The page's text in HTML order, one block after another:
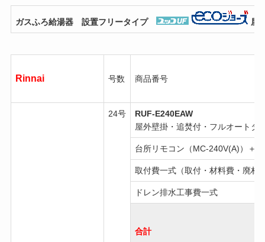
ガスふろ給湯器 設置フリータイプ 屋
Rinnai 号数 商品番号
24号
RUF-E240EAW
屋外壁掛・追焚付・フルオートタ
台所リモコン（MC-240V(A)）＋
取付費一式（取付・材料費・廃材
ドレン排水工事費一式
合計